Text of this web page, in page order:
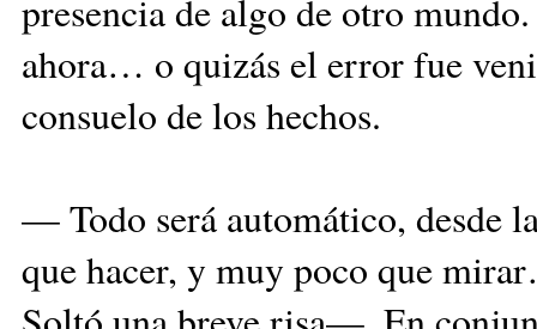
presencia de algo de otro
ahora… o quizás el error fue
consuelo de los hechos.
— Todo será automático, desde
que hacer, y muy poco que